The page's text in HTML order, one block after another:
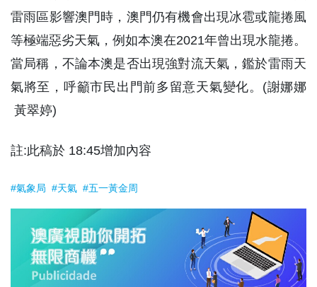
雷雨區影響澳門時，澳門仍有機會出現冰雹或龍捲風
等極端惡劣天氣，例如本澳在2021年曾出現水龍捲。
當局稱，不論本澳是否出現強對流天氣，鑑於雷雨天
氣將至，呼籲市民出門前多留意天氣變化。(謝娜娜
黃翠婷)
註:此稿於 18:45增加內容
#氣象局 #天氣 #五一黃金周